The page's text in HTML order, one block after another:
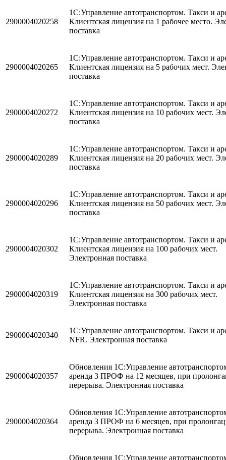
2900004020258
1С:Управление автотранспортом. Такси и
Клиентская лицензия на 1 рабочее место.
поставка
2900004020265
1С:Управление автотранспортом. Такси и
Клиентская лицензия на 5 рабочих мест.
поставка
2900004020272
1С:Управление автотранспортом. Такси и
Клиентская лицензия на 10 рабочих мест.
поставка
2900004020289
1С:Управление автотранспортом. Такси и
Клиентская лицензия на 20 рабочих мест.
поставка
2900004020296
1С:Управление автотранспортом. Такси и
Клиентская лицензия на 50 рабочих мест.
поставка
2900004020302
1С:Управление автотранспортом. Такси и
Клиентская лицензия на 100 рабочих мест.
Электронная поставка
2900004020319
1С:Управление автотранспортом. Такси и
Клиентская лицензия на 300 рабочих мест.
Электронная поставка
2900004020340
1С:Управление автотранспортом. Такси и
NFR. Электронная поставка
2900004020357
Обновления 1С:Управление
аренда 3 ПРОФ на 12 месяцев, при
перерыва. Электронная поставка
2900004020364
Обновления 1С:Управление
аренда 3 ПРОФ на 6 месяцев, при
перерыва. Электронная поставка
Обновления 1С:Управление